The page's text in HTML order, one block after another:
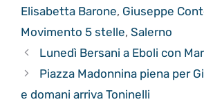
Elisabetta Barone, Giuseppe
Movimento 5 stelle, Salerno
Lunedì Bersani a Eboli con
Piazza Madonnina piena per
e domani arriva Toninelli